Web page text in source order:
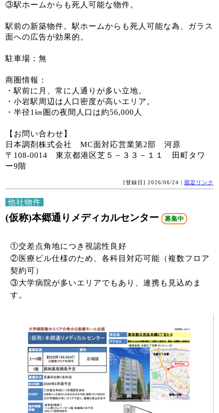
③駅ホームからも死人可能な物件。
駅前の新築物件。駅ホームからも死人可能な為、ガラス
面への広告が効果的。
駐車場：無
商圏情報：
・駅前に月、常に人通りが多い立地。
・小岩駅周辺は人口密度が高いエリア。
・半径1㎞圏の夜間人口は約56,000人
【お問い合わせ】
日本調剤株式会社 MC面対応営業第2部 河原
〒108-0014 東京都港区芝５－３３－１１ 田町タワ
ー9階
[登録日] 2026/06/24 | 固定リンク
他社物件
(仮称)本郷通りメディカルセンター 募集中
①交差点角地につき視認性良好
②医療ビル仕様のため、各科目対応可能（複数フロア
契約可）
③大学病院が多いエリアでもあり、連携も見込めま
す。